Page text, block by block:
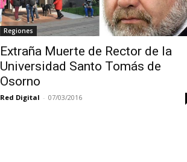
Regiones
Extraña Muerte de Rector de la
Universidad Santo Tomás de
Osorno
Red Digital - 07/03/2016